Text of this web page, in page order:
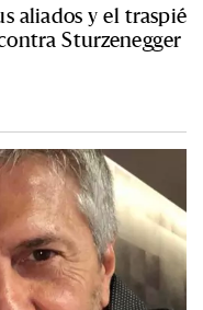
aliados y el traspié
Sturzenegger